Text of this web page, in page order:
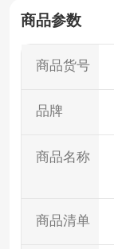
商品参数
商品货号
品牌
商品名称
商品清单